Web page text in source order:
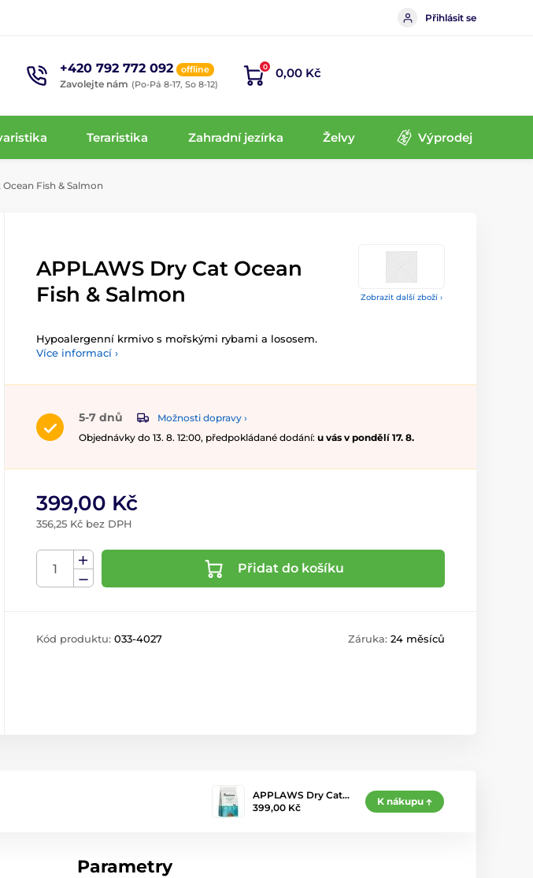
Přihlásit se
+420 792 772 092 offline
Zavolejte nám (Po-Pá 8-17, So 8-12)
0 0,00 Kč
Teraristika Zahradní jezírka Želvy Výprodej
Fish & Salmon
Zobrazit další zboží ›
APPLAWS Dry Cat Ocean
Fish & Salmon
Hypoalergenní krmivo s mořskými rybami a lososem.
Více informací ›
5-7 dnů
Možnosti dopravy ›
Objednávky do 13. 8. 12:00, předpokládané dodání: u vás v pondělí 17. 8.
399,00 Kč
356,25 Kč bez DPH
Přidat do košíku
Kód produktu: 033-4027 Záruka: 24 měsíců
APPLAWS Dry Cat…
399,00 Kč
K nákupu
Parametry